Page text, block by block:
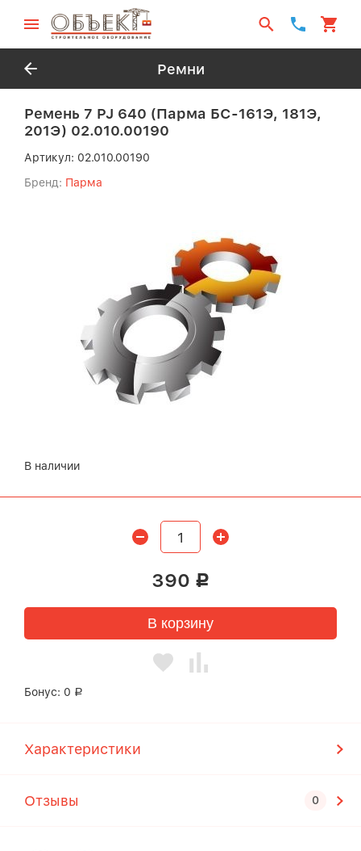
Ремни
Ремень 7 PJ 640 (Парма БС-161Э, 181Э,
201Э) 02.010.00190
Артикул: 02.010.00190
Бренд: Парма
В наличии
390 Р
В корзину
Бонус: 0 Р
Характеристики
Отзывы